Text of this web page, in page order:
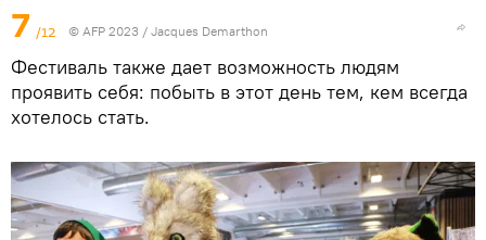
7 /12 © AFP 2023 / Jacques Demarthon
Фестиваль также дает возможность людям
проявить себя: побыть в этот день тем, кем всегда
хотелось стать.